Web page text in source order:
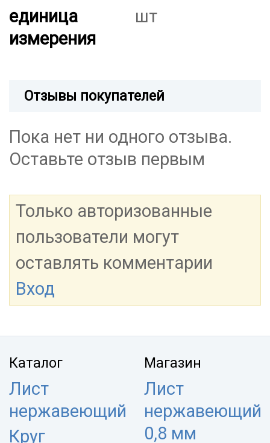
единица
измерения
шт
Отзывы покупателей
Пока нет ни одного отзыва.
Оставьте отзыв первым
Только авторизованные
пользователи могут
оставлять комментарии
Вход
Каталог
Лист
нержавеющий
Круг
Магазин
Лист
нержавеющий
0,8 мм